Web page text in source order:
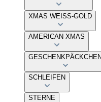
XMAS WEISS-GOLD
AMERICAN XMAS
SCHLEIFEN
STERNE